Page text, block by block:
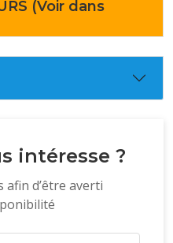
(Voir dans
intéresse ?
afin d’être averti